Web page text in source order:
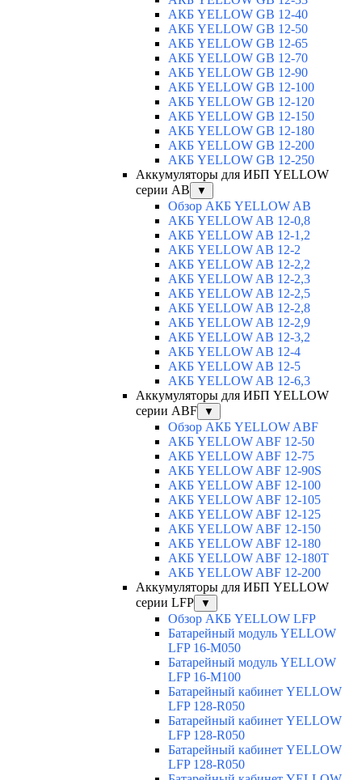
АКБ YELLOW GB 12-40
АКБ YELLOW GB 12-50
АКБ YELLOW GB 12-65
АКБ YELLOW GB 12-70
АКБ YELLOW GB 12-90
АКБ YELLOW GB 12-100
АКБ YELLOW GB 12-120
АКБ YELLOW GB 12-150
АКБ YELLOW GB 12-180
АКБ YELLOW GB 12-200
АКБ YELLOW GB 12-250
Аккумуляторы для ИБП YELLOW
серии AB
▼
Обзор АКБ YELLOW AB
АКБ YELLOW AB 12-0,8
АКБ YELLOW AB 12-1,2
АКБ YELLOW AB 12-2
АКБ YELLOW AB 12-2,2
АКБ YELLOW AB 12-2,3
АКБ YELLOW AB 12-2,5
АКБ YELLOW AB 12-2,8
АКБ YELLOW AB 12-2,9
АКБ YELLOW AB 12-3,2
АКБ YELLOW AB 12-4
АКБ YELLOW AB 12-5
АКБ YELLOW AB 12-6,3
Аккумуляторы для ИБП YELLOW
серии ABF
▼
Обзор АКБ YELLOW ABF
АКБ YELLOW ABF 12-50
АКБ YELLOW ABF 12-75
АКБ YELLOW ABF 12-90S
АКБ YELLOW ABF 12-100
АКБ YELLOW ABF 12-105
АКБ YELLOW ABF 12-125
АКБ YELLOW ABF 12-150
АКБ YELLOW ABF 12-180
АКБ YELLOW ABF 12-180Т
АКБ YELLOW ABF 12-200
Аккумуляторы для ИБП YELLOW
серии LFP
▼
Обзор АКБ YELLOW LFP
Батарейный модуль YELLOW
LFP 16-M050
Батарейный модуль YELLOW
LFP 16-M100
Батарейный кабинет YELLOW
LFP 128-R050
Батарейный кабинет YELLOW
LFP 128-R050
Батарейный кабинет YELLOW
LFP 128-R050